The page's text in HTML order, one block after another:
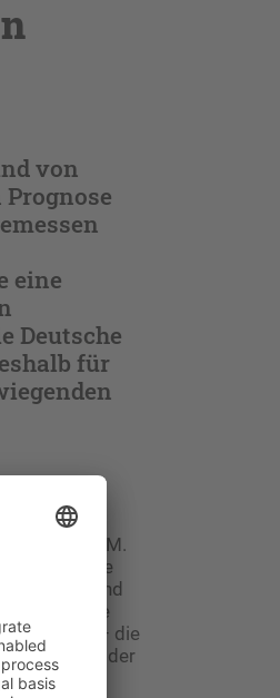
von
eine
Deutsche
für
vielen
der DGEM.
treibt die
und
Pandemie
ist – die
erhöht“, so der